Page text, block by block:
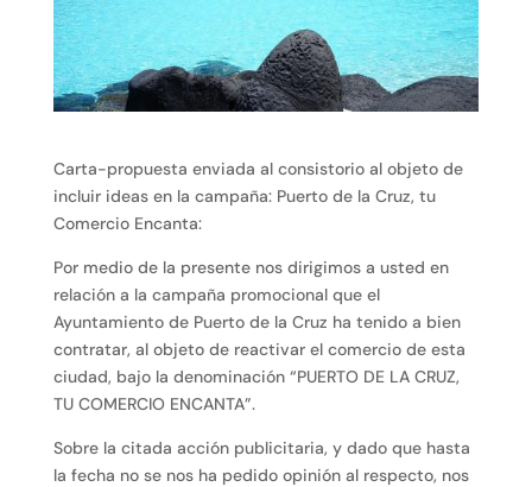
Carta-propuesta enviada al consistorio al objeto de
incluir ideas en la campaña: Puerto de la Cruz, tu
Comercio Encanta:
Por medio de la presente nos dirigimos a usted en
relación a la campaña promocional que el
Ayuntamiento de Puerto de la Cruz ha tenido a bien
contratar, al objeto de reactivar el comercio de esta
ciudad, bajo la denominación “PUERTO DE LA CRUZ,
TU COMERCIO ENCANTA”.
Sobre la citada acción publicitaria, y dado que hasta
la fecha no se nos ha pedido opinión al respecto, nos